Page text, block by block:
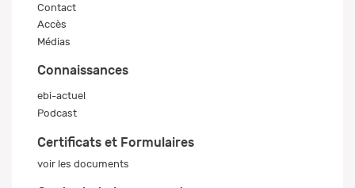
Contact
Accès
Médias
Connaissances
ebi-actuel
Podcast
Certificats et Formulaires
voir les documents